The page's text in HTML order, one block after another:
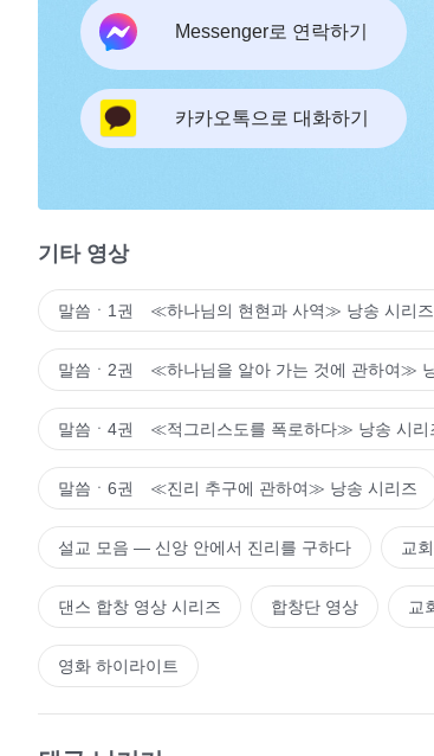
렇게 거역한다면 나는 나의 사역을 멈출 것이
내가 좋아하는 다른 무리의 사람들에게 옮겨
는 사람을 보고 싶지 않기 때문이다. 너희는
―＜말씀ㆍ1권 하나님
Messenger로 연락하기
카카오톡으로 대화하기
기타 영상
말씀ㆍ1권 ≪하나님의 현현과 사역≫ 낭송 시리즈
말씀ㆍ2권 ≪하나님을 알아 가는 것에 관하여≫
말씀ㆍ4권 ≪적그리스도를 폭로하다≫ 낭송 시리
말씀ㆍ6권 ≪진리 추구에 관하여≫ 낭송 시리즈
설교 모음 ― 신앙 안에서 진리를 구하다 교
댄스 합창 영상 시리즈 합창단 영상 교
영화 하이라이트